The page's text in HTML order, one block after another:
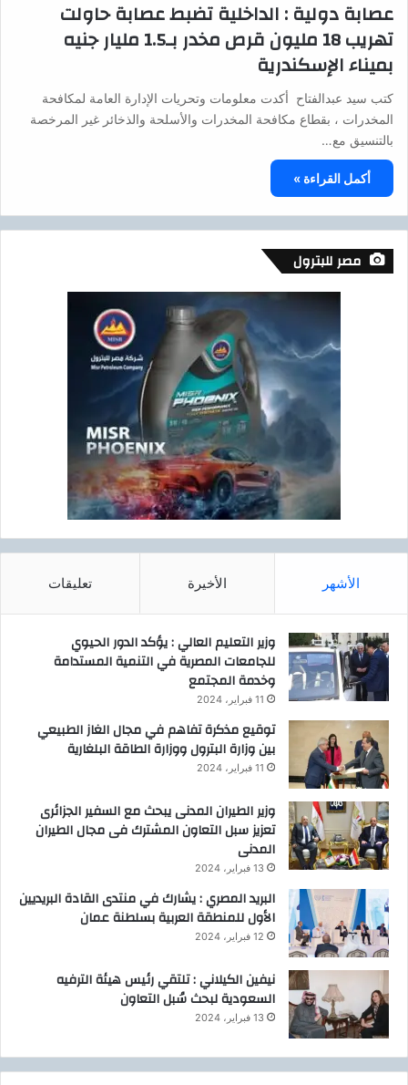
عصابة دولية : الداخلية تضبط عصابة حاولت
تهريب 18 مليون قرص مخدر بـ1.5 مليار جنيه
بميناء الإسكندرية
كتب سيد عبدالفتاح أكدت معلومات وتحريات الإدارة العامة لمكافحة
المخدرات ، بقطاع مكافحة المخدرات والأسلحة والذخائر غير المرخصة
بالتنسيق مع…
أكمل القراءة »
مصر للبترول
الأشهر الأخيرة تعليقات
وزير التعليم العالي : يؤكد الدور الحيوي
للجامعات المصرية في التنمية المستدامة
وخدمة المجتمع
11 فبراير، 2024
توقيع مذكرة تفاهم في مجال الغاز الطبيعي
بين وزارة البترول ووزارة الطاقة البلغارية
11 فبراير، 2024
وزير الطيران المدنى يبحث مع السفير الجزائرى
تعزيز سبل التعاون المشترك فى مجال الطيران
المدنى
13 فبراير، 2024
البريد المصري : يشارك في منتدى القادة البريديين
الأول للمنطقة العربية بسلطنة عمان
12 فبراير، 2024
نيفين الكيلاني : تلتقي رئيس هيئة الترفيه
السعودية لبحث سُبل التعاون
13 فبراير، 2024